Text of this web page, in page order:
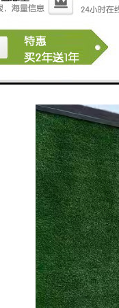
程。相比传统的人
材的机械输送和精
低人工操作的风险。